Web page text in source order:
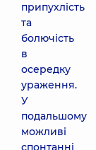
припухлість
та
болючість
в
осередку
ураження.
У
подальшому
можливі
спонтанні